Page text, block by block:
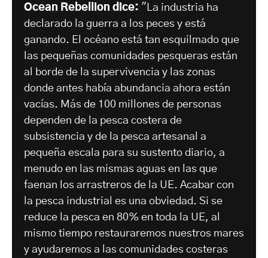
Ocean Rebellion dice: "La industria ha
declarado la guerra a los peces y está
ganando. El océano está tan esquilmado que
las pequeñas comunidades pesqueras están
al borde de la supervivencia y las zonas
donde antes había abundancia ahora están
vacías. Más de 100 millones de personas
dependen de la pesca costera de
subsistencia y de la pesca artesanal a
pequeña escala para su sustento diario, a
menudo en las mismas aguas en las que
faenan los arrastreros de la UE. Acabar con
la pesca industrial es una obviedad. Si se
reduce la pesca en 80% en toda la UE, al
mismo tiempo restauraremos nuestros mares
y ayudaremos a las comunidades costeras